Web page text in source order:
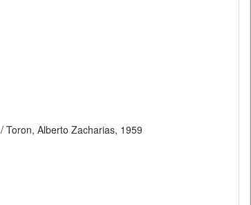
/ Toron, Alberto Zacharias, 1959